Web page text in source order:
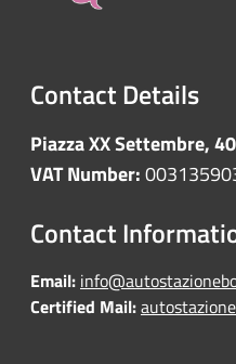
Contact Details
Piazza XX Settembre,
VAT Number:
Contact
Email:
Certified Mail: